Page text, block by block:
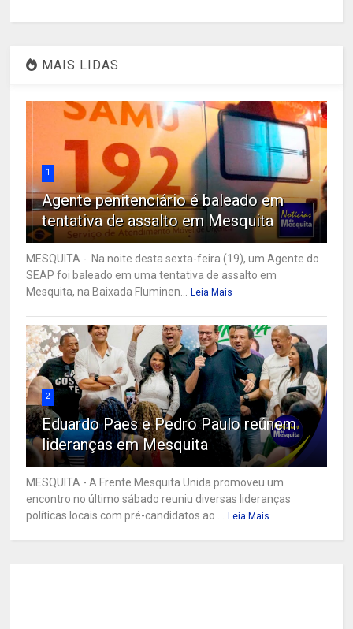
MAIS LIDAS
1
Agente penitenciário é baleado em
tentativa de assalto em Mesquita
MESQUITA - Na noite desta sexta-feira (19), um Agente do
SEAP foi baleado em uma tentativa de assalto em
Mesquita, na Baixada Fluminen... Leia Mais
2
Eduardo Paes e Pedro Paulo reúnem
lideranças em Mesquita
MESQUITA - A Frente Mesquita Unida promoveu um
encontro no último sábado reuniu diversas lideranças
políticas locais com pré-candidatos ao ... Leia Mais